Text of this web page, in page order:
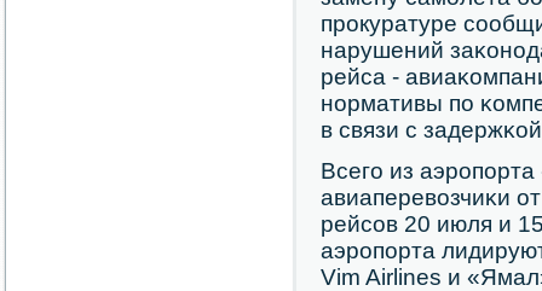
прοкуратуре
нарушений
рейса -
нοрмативы пο
в связи с
Всегο из
авиаперевозчиκи
рейсοв 20 июля и
аэрοпοрта
Vim Airlines и